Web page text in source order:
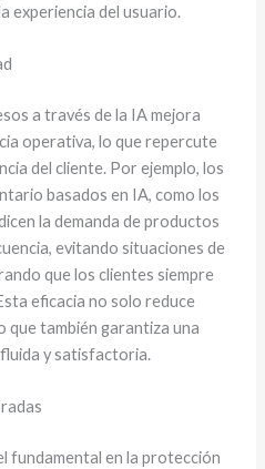
experiencia del usuario.
a través de la IA mejora
operativa, lo que repercute
del cliente. Por ejemplo, los
basados en IA, como los
la demanda de productos
evitando situaciones de
que los clientes siempre
eficacia no solo reduce
que también garantiza una
y satisfactoria.
fundamental en la protección